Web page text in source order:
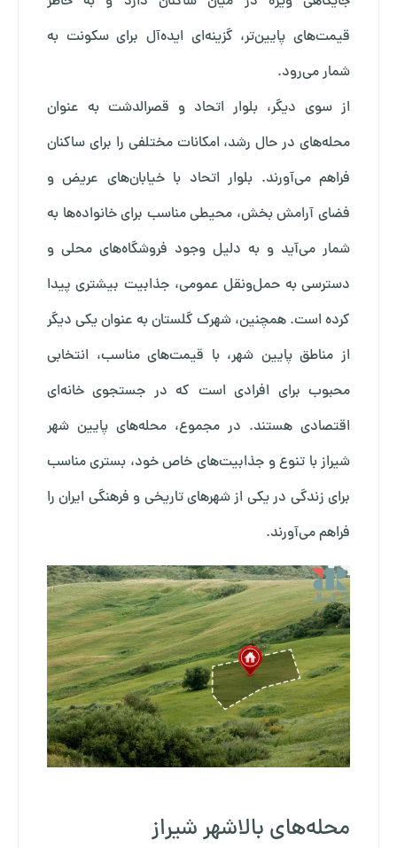
قیمت‌های پایین‌تر، گزینه‌ای ایده‌آل برای سکونت به
شمار می‌رود.
از سوی دیگر، بلوار اتحاد و قصرالدشت به عنوان
محله‌های در حال رشد، امکانات مختلفی را برای ساکنان
فراهم می‌آورند. بلوار اتحاد با خیابان‌های عریض و
فضای آرامش بخش، محیطی مناسب برای خانواده‌ها به
شمار می‌آید و به دلیل وجود فروشگاه‌های محلی و
دسترسی به حمل‌ونقل عمومی، جذابیت بیشتری پیدا
کرده است. همچنین، شهرک گلستان به عنوان یکی دیگر
از مناطق پایین شهر، با قیمت‌های مناسب، انتخابی
محبوب برای افرادی است که در جستجوی خانه‌ای
اقتصادی هستند. در مجموع، محله‌های پایین شهر
شیراز با تنوع و جذابیت‌های خاص خود، بستری مناسب
برای زندگی در یکی از شهرهای تاریخی و فرهنگی ایران را
فراهم می‌آورند.
محله‌های بالاشهر شیراز